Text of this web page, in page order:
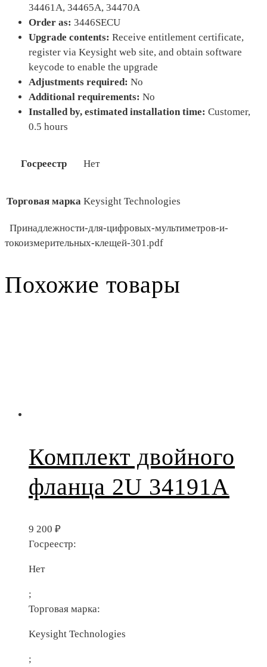
34461A, 34465A, 34470A
Order as: 3446SECU
Upgrade contents: Receive entitlement certificate,
register via Keysight web site, and obtain software
keycode to enable the upgrade
Adjustments required: No
Additional requirements: No
Installed by, estimated installation time: Customer,
0.5 hours
Госреестр Нет
Торговая марка Keysight Technologies
Принадлежности-для-цифровых-мультиметров-и-
токоизмерительных-клещей-301.pdf
Похожие товары
Комплект двойного
фланца 2U 34191A
9 200 ₽
Госреестр:
Нет
;
Торговая марка:
Keysight Technologies
;